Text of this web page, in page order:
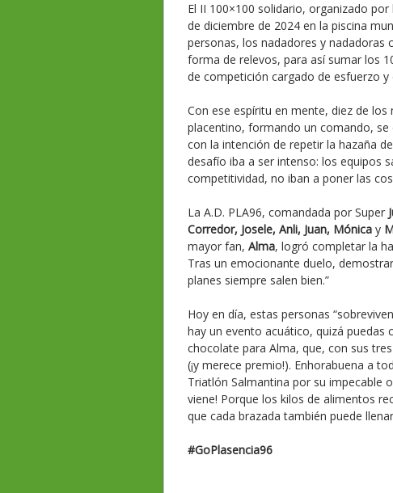
El II 100×100 solidario, organizado
de diciembre de 2024 en la piscina
personas, los nadadores y nadadoras
forma de relevos, para así sumar los
de competición cargado de esfuerzo
Con ese espíritu en mente, diez de
placentino, formando un comando,
con la intención de repetir la hazaña
desafío iba a ser intenso: los equipos
competitividad, no iban a poner las
La A.D. PLA96, comandada por Super
Corredor, Josele, Anli, Juan, Mónica y
mayor fan, Alma, logró completar la
Tras un emocionante duelo,
planes siempre salen bien.”
Hoy en día, estas personas
hay un evento acuático, quizá puedas
chocolate para Alma, que, con sus
(¡y merece premio!). Enhorabuena a
Triatlón Salmantina por su impecable
viene! Porque los kilos de alimentos
que cada brazada también puede
#GoPlasencia96